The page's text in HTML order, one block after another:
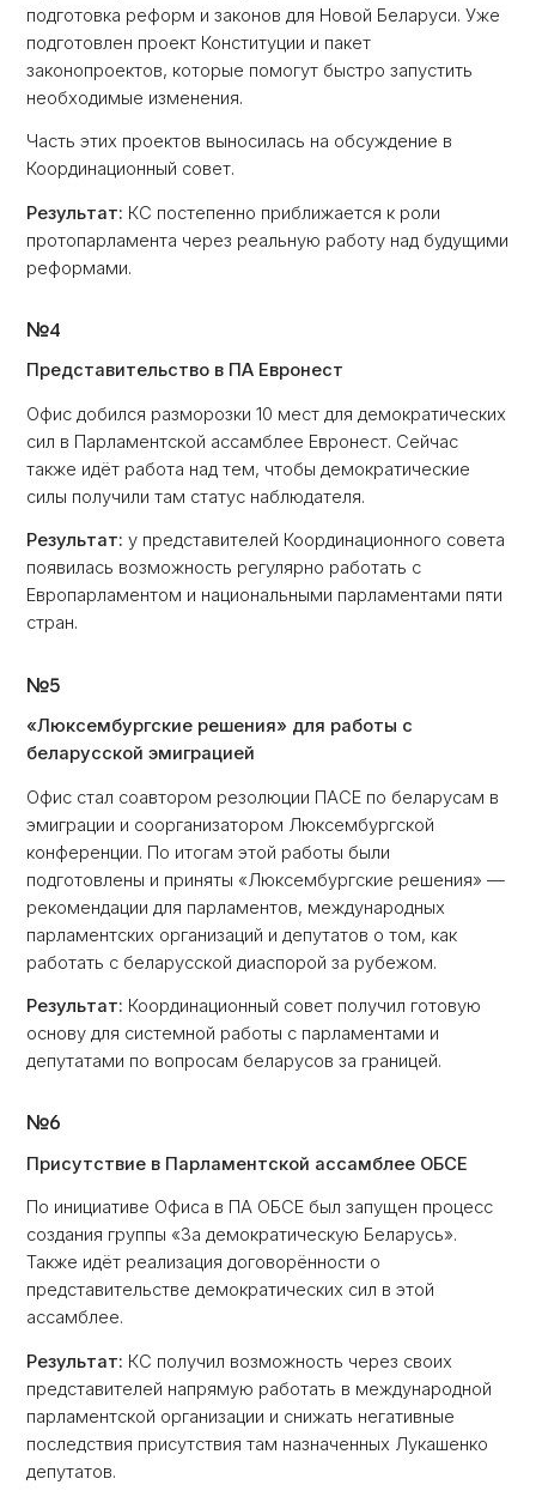
подготовка реформ и законов для Новой Беларуси. Уже
подготовлен проект Конституции и пакет
законопроектов, которые помогут быстро запустить
необходимые изменения.
Часть этих проектов выносилась на обсуждение в
Координационный совет.
Результат: КС постепенно приближается к роли
протопарламента через реальную работу над будущими
реформами.
№4
Представительство в ПА Евронест
Офис добился разморозки 10 мест для демократических
сил в Парламентской ассамблее Евронест. Сейчас
также идёт работа над тем, чтобы демократические
силы получили там статус наблюдателя.
Результат: у представителей Координационного совета
появилась возможность регулярно работать с
Европарламентом и национальными парламентами пяти
стран.
№5
«Люксембургские решения» для работы с
беларусской эмиграцией
Офис стал соавтором резолюции ПАСЕ по беларусам в
эмиграции и соорганизатором Люксембургской
конференции. По итогам этой работы были
подготовлены и приняты «Люксембургские решения» —
рекомендации для парламентов, международных
парламентских организаций и депутатов о том, как
работать с беларусской диаспорой за рубежом.
Результат: Координационный совет получил готовую
основу для системной работы с парламентами и
депутатами по вопросам беларусов за границей.
№6
Присутствие в Парламентской ассамблее ОБСЕ
По инициативе Офиса в ПА ОБСЕ был запущен процесс
создания группы «За демократическую Беларусь».
Также идёт реализация договорённости о
представительстве демократических сил в этой
ассамблее.
Результат: КС получил возможность через своих
представителей напрямую работать в международной
парламентской организации и снижать негативные
последствия присутствия там назначенных Лукашенко
депутатов.